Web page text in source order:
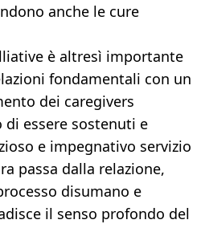
anche le cure
è altresì importante
fondamentali con un
dei caregivers
essere sostenuti e
e impegnativo servizio
passa dalla relazione,
disumano e
il senso profondo del